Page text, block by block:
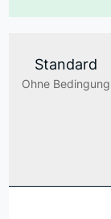
Standard
Ohne Bedingung